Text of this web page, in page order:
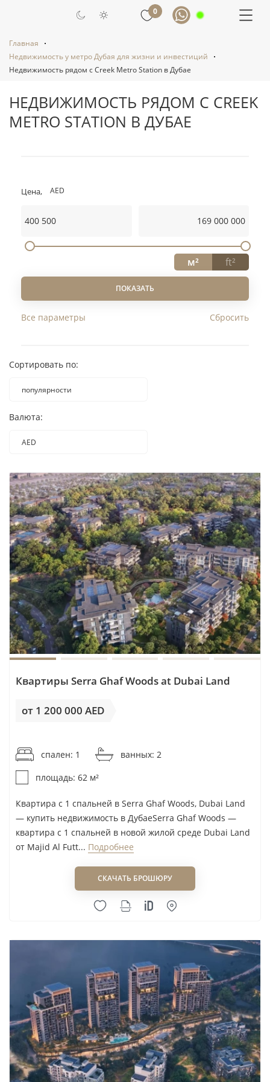
0
Главная
Недвижимость у метро Дубая для жизни и инвестиций
Недвижимость рядом с Creek Metro Station в Дубае
НЕДВИЖИМОСТЬ РЯДОМ С CREEK
METRO STATION В ДУБАЕ
Цена, AED
м² ft²
ПОКАЗАТЬ
Все параметры
Сортировать по:
популярности
наименованию
дате добавления
убыванию цены
Валюта:
AED
EUR
USD
RUB
GBP
Квартиры Serra Ghaf Woods at Dubai Land
от 1 200 000 AED
спален: 1
ванных: 2
площадь: 62 м²
Квартира с 1 спальней в Serra Ghaf Woods, Dubai Land
— купить недвижимость в ДубаеSerra Ghaf Woods —
квартира с 1 спальней в новой жилой среде Dubai Land
от Majid Al Futt... Подробнее
СКАЧАТЬ БРОШЮРУ